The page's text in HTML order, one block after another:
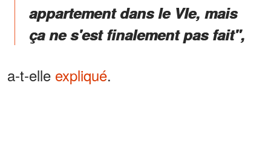
appartement dans le VIe, mais
ça ne s'est finalement pas fait",
a-t-elle expliqué.